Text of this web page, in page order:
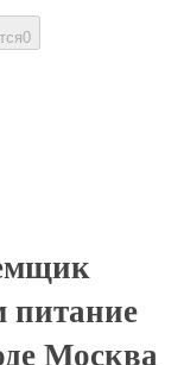
0
питание
Москва